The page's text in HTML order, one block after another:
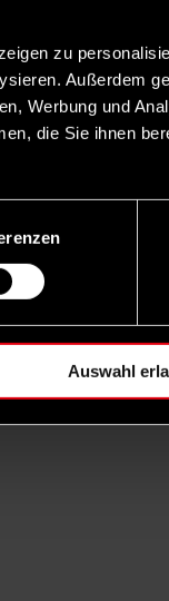
zu
Außerdem
Werbung und
die Sie ihnen
Auswahl